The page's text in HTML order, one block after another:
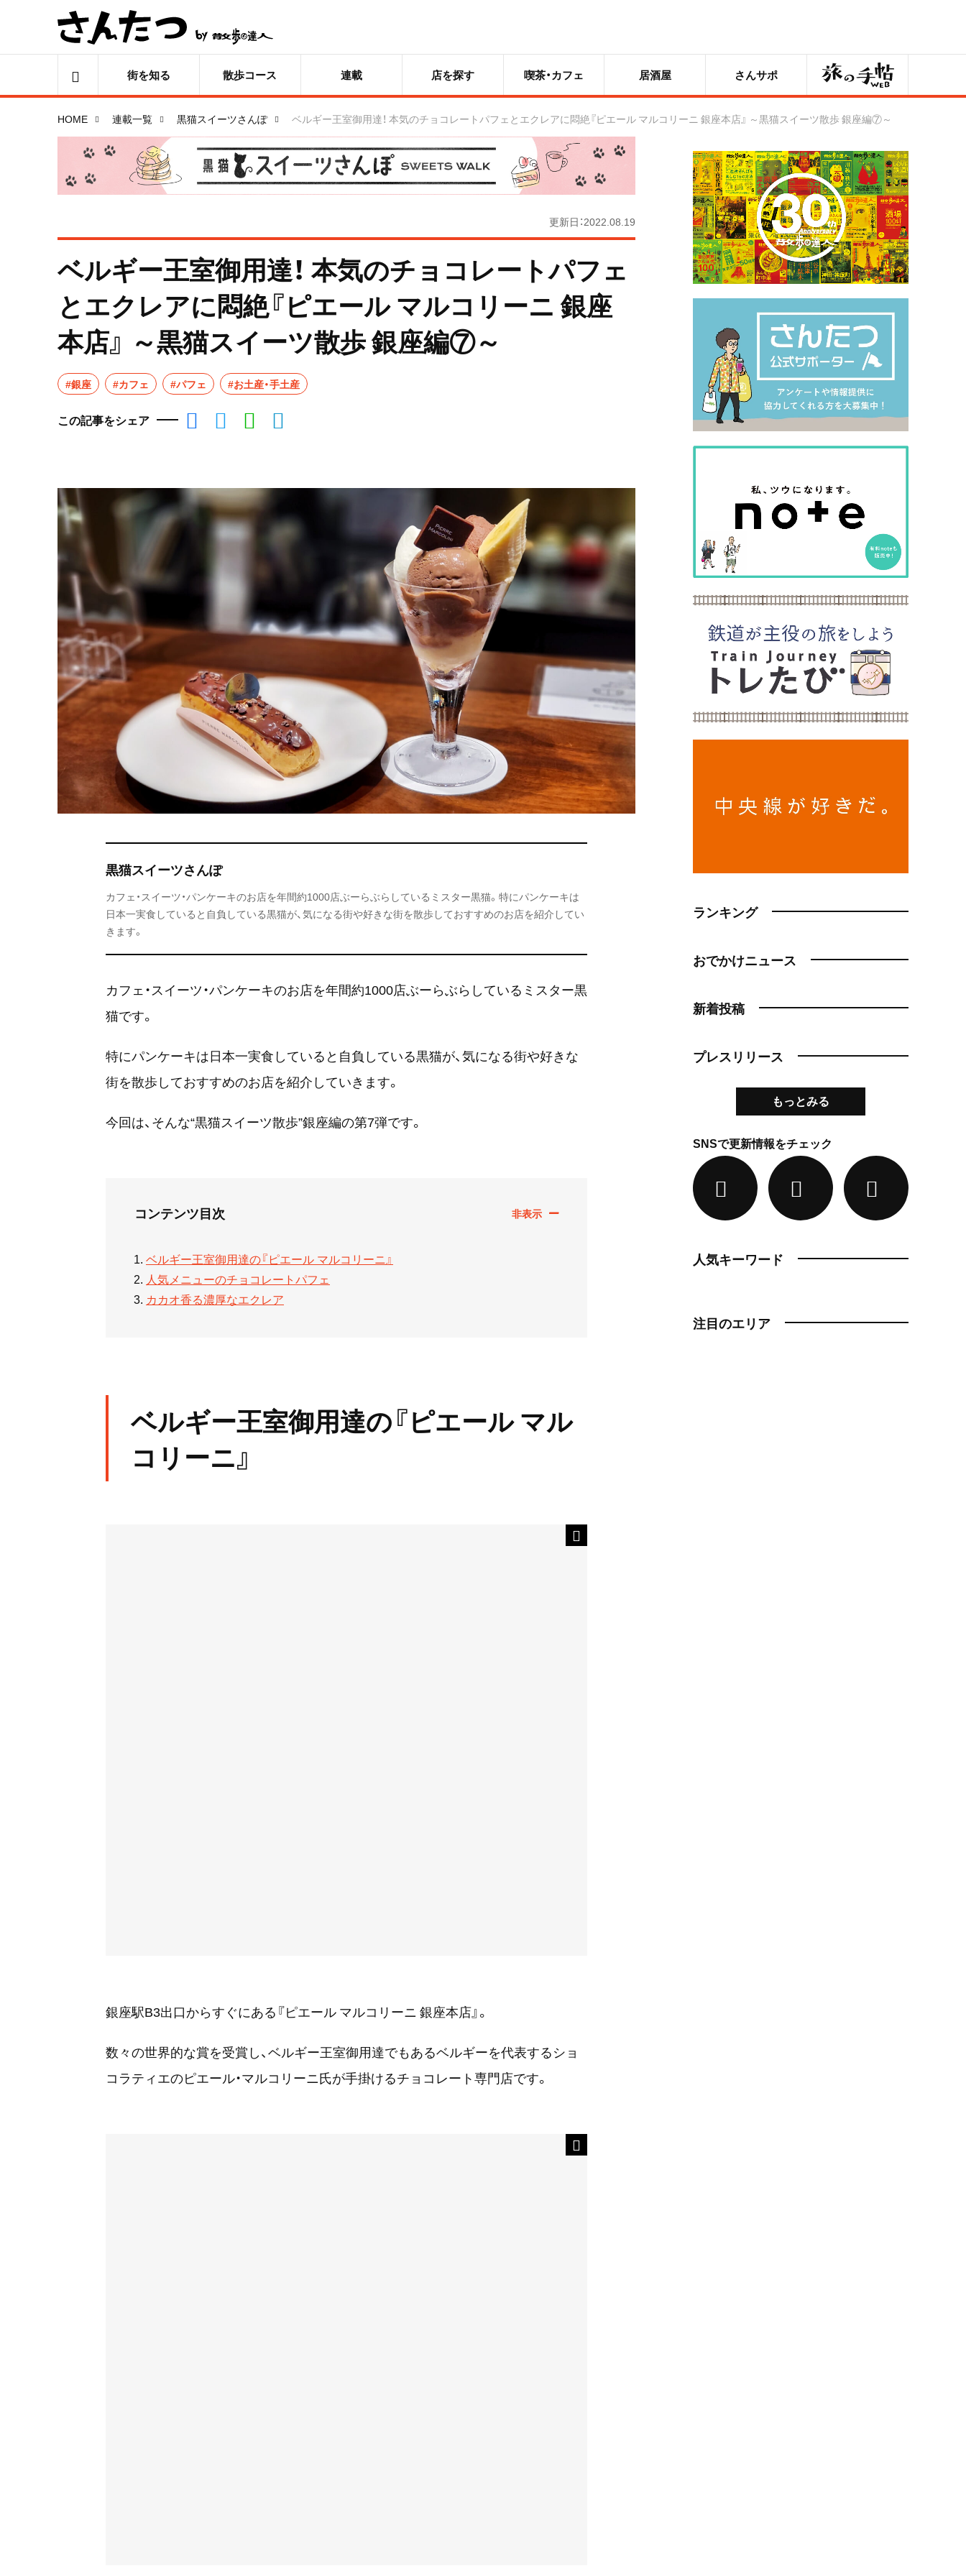
街を知る 散歩コース 連載 店を探す 喫茶・カフェ 居酒屋 さんサポ 旅の手帖
HOME 連載一覧 黒猫スイーツさんぽ ベルギー王室御用達！ 本気のチョコレートパフェとエクレアに悶絶『ピエール マルコリーニ 銀座本店』 ～黒猫スイーツ散歩 銀座編⑦～
更新日：2022.08.19
ベルギー王室御用達！ 本気のチョコレートパフェ
とエクレアに悶絶『ピエール マルコリーニ 銀座
本店』 ～黒猫スイーツ散歩 銀座編⑦～
#銀座 #カフェ #パフェ #お土産・手土産
この記事をシェア
黒猫スイーツさんぽ
カフェ・スイーツ・パンケーキのお店を年間約1000店ぶーらぶらしているミスター黒猫。特にパンケーキは
日本一実食していると自負している黒猫が、気になる街や好きな街を散歩しておすすめのお店を紹介してい
きます。
カフェ・スイーツ・パンケーキのお店を年間約1000店ぶーらぶらしているミスター黒
猫です。
特にパンケーキは日本一実食していると自負している黒猫が、気になる街や好きな
街を散歩しておすすめのお店を紹介していきます。
今回は、そんな“黒猫スイーツ散歩”銀座編の第7弾です。
コンテンツ目次
ベルギー王室御用達の『ピエール マルコリーニ』
人気メニューのチョコレートパフェ
カカオ香る濃厚なエクレア
ベルギー王室御用達の『ピエール マル
コリーニ』
銀座駅B3出口からすぐにある『ピエール マルコリーニ 銀座本店』。
数々の世界的な賞を受賞し、ベルギー王室御用達でもあるベルギーを代表するショ
コラティエのピエール・マルコリーニ氏が手掛けるチョコレート専門店です。
ランキング
おでかけニュース
新着投稿
プレスリリース
もっとみる
SNSで更新情報をチェック
人気キーワード
注目のエリア